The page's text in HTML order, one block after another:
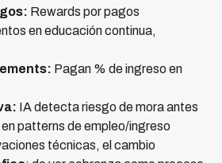
Rewards por pagos
en educación continua,
Pagan % de ingreso en
IA detecta riesgo de mora antes
patterns de empleo/ingreso
técnicas, el cambio